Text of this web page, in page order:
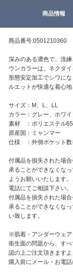
商品情報
商品番号:0501210360
深みのある濃色で、洗
ウンカラーは、ネクタ
形態安定加工でシワに
ルエットが快適な着心
サイズ：M、L、LL
カラー：グレー、ホワ
素材 ：ポリエステル65
原産国：ミャンマー
仕様 ：外側ポケット数
付属品を損失された場
承ることができなくな
ようお願いいたします
電話にてご相談下さい。
付属品を損失された場
承ることができなくな
い致します。
※肌着・アンダーウェア
衛生面の問題から、す
認の上ご注文頂きます
購入前にメール・お電話